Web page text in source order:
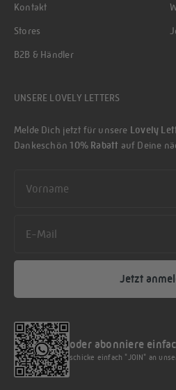
Kontakt
Stores
B2B & Händler
UNSERE LOVELY LETTERS
Melde Dich jetzt für unsere Lovely
Dankeschön10% Rabatt auf Deine
Jetzt
oder abonniere
schicke einfach "JOIN" an